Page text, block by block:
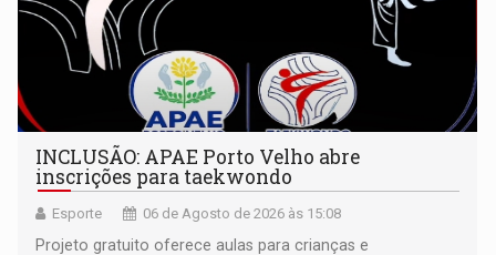
INCLUSÃO: APAE Porto Velho abre
inscrições para taekwondo
Esporte 06 de Agosto de 2026 às 15:08
Projeto gratuito oferece aulas para crianças e